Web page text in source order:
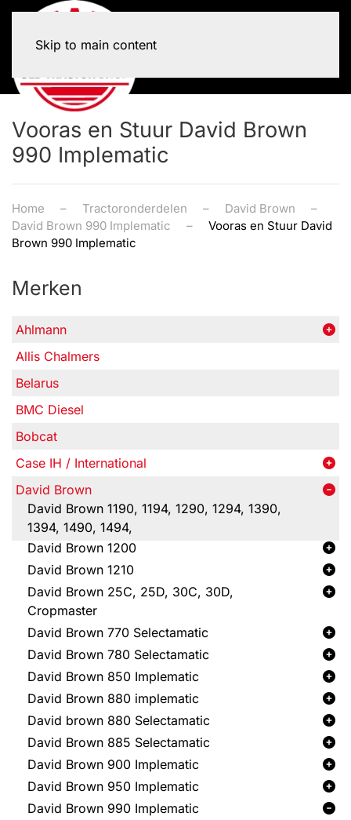
Skip to main content
Vooras en Stuur David Brown
990 Implematic
Home Tractoronderdelen
David Brown
David Brown 990 Implematic
Vooras en Stuur David
Brown 990 Implematic
Merken
Ahlmann
Allis Chalmers
Belarus
BMC Diesel
Bobcat
Case IH / International
David Brown
David Brown 1190, 1194, 1290, 1294, 1390,
1394, 1490, 1494,
David Brown 1200
David Brown 1210
David Brown 25C, 25D, 30C, 30D,
Cropmaster
David Brown 770 Selectamatic
David Brown 780 Selectamatic
David Brown 850 Implematic
David Brown 880 implematic
David brown 880 Selectamatic
David Brown 885 Selectamatic
David Brown 900 Implematic
David Brown 950 Implematic
David Brown 990 Implematic